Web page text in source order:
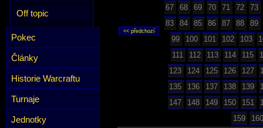
Off topic
Pokec
Články
Historie Warcraftu
Turnaje
Jednotky
67
68 69 70 71 72
73
83
84 85 86 87 88
89
99
100 101 102 103
111
112 113 114 115
123
124 125 126 127
135
136 137 138 139
147
148 149 150 151
159
160